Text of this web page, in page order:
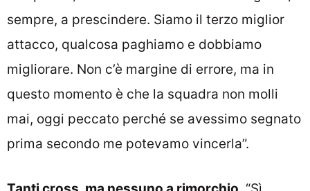
sempre, a prescindere. Siamo il terzo miglior
attacco, qualcosa paghiamo e dobbiamo
migliorare. Non c’è margine di errore, ma in
questo momento è che la squadra non molli
mai, oggi peccato perché se avessimo segnato
prima secondo me potevamo vincerla”.